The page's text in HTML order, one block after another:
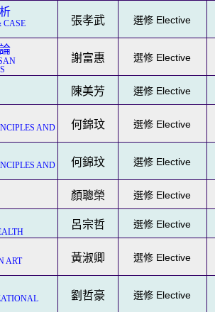
CASE
張孝武 選修 Elective
謝富惠 選修 Elective
陳美芳 選修 Elective
AND
何錦玟 選修 Elective
AND
何錦玟 選修 Elective
顏聰榮 選修 Elective
呂宗哲 選修 Elective
ART
黃淑卿 選修 Elective
劉哲豪 選修 Elective